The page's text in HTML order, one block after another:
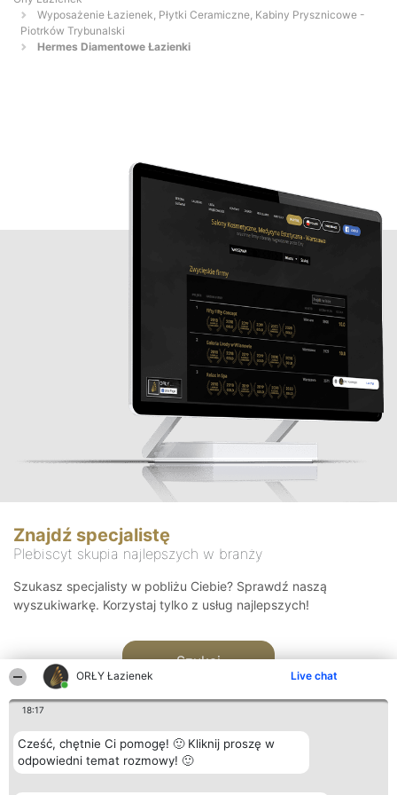
ORŁY Łazienek Live chat
18:17
Cześć, chętnie Ci pomogę! 🙂 Kliknij proszę w
odpowiedni temat rozmowy! 🙂
Wyposażenie Łazienek, Płytki Ceramiczne, Kabiny Prysznicowe -
Piotrków Trybunalski
Hermes Diamentowe Łazienki
Znajdź specjalistę
Plebiscyt skupia najlepszych w branży
Szukasz specjalisty w pobliżu Ciebie? Sprawdź naszą
wyszukiwarkę. Korzystaj tylko z usług najlepszych!
Szukaj
Organizator plebiscytu Plebiscyt Kontakt